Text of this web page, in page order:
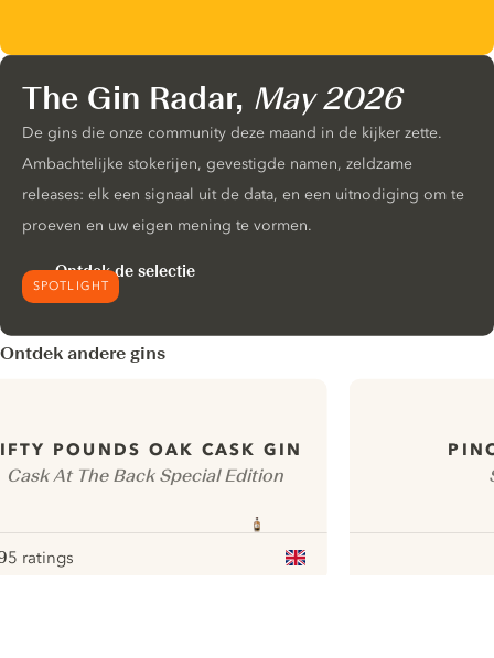
SPOTLIGHT
The Gin Radar, May 2026
De gins die onze community deze maand in de kijker zette.
Ambachtelijke stokerijen, gevestigde namen, zeldzame
releases: elk een signaal uit de data, en een uitnodiging om te
proeven en uw eigen mening te vormen.
Ontdek de selectie
Ontdek andere gins
POUNDS OAK CASK GIN
Cask At The Back Special Edition
5 ratings